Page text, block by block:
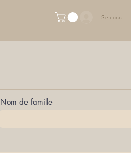
Se connecter
Nom de famille